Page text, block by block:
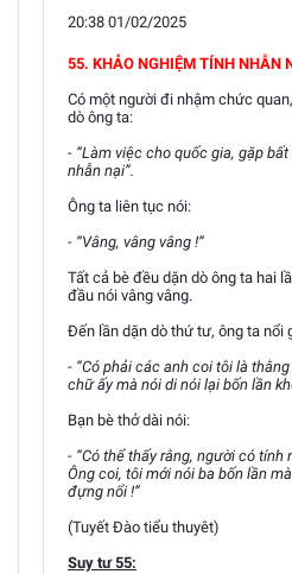
20:38 01/02/2025
55. KHẢO NGHIỆM TÍNH NHẪN
Có một người đi nhậm chức
dò ông ta:
- “Làm việc cho quốc gia, gặp
nhẫn nại”.
Ông ta liên tục nói:
- “Vâng, vâng vâng !”
Tất cả bè đều dặn dò ông ta hai
đầu nói vâng vâng.
Đến lần dặn dò thứ tư, ông ta nổi
- “Có phải các anh coi tôi là
chữ ấy mà nói di nói lại bốn lần
Bạn bè thở dài nói:
- “Có thể thấy rằng, người có tính
Ông coi, tôi mới nói ba bốn lần
đựng nổi !”
(Tuyết Đào tiểu thuyêt)
Suy tư 55: